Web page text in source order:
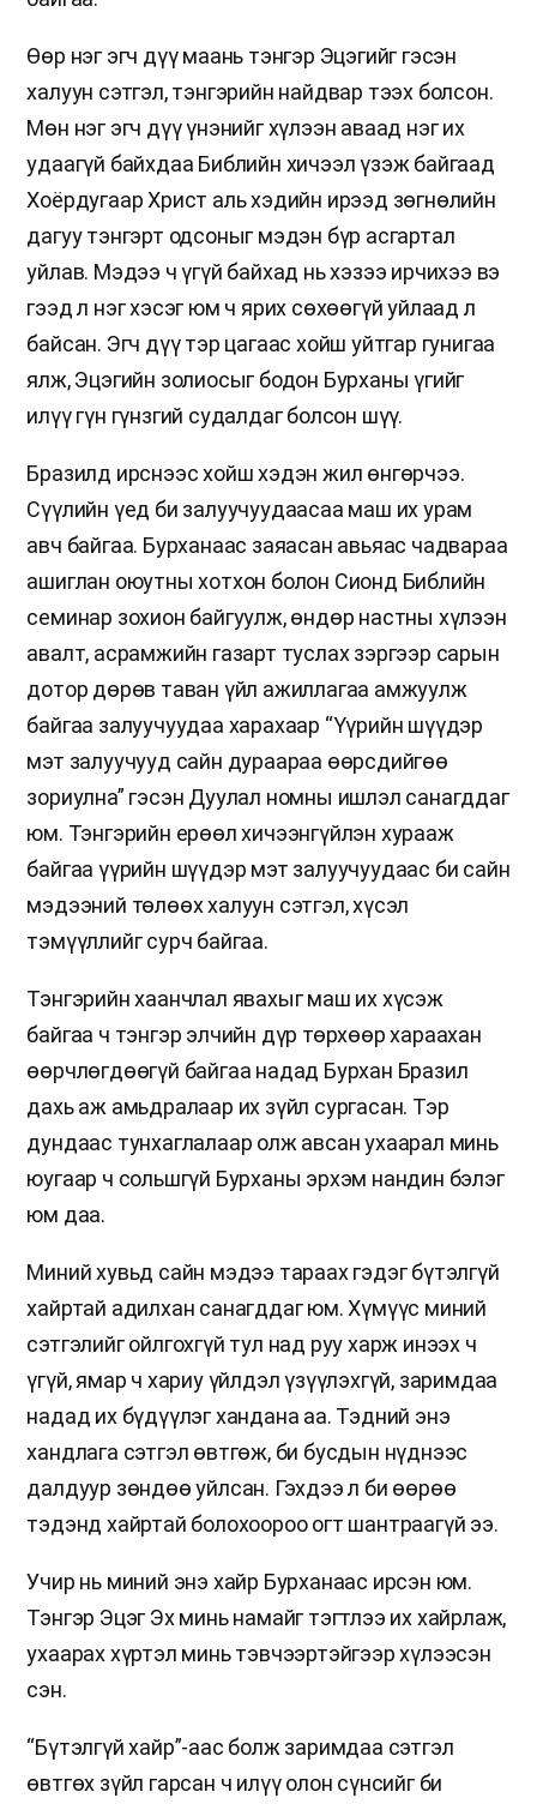
Өөр нэг эгч дүү маань тэнгэр Эцэгийг гэсэн
халуун сэтгэл, тэнгэрийн найдвар тээх болсон.
Мөн нэг эгч дүү үнэнийг хүлээн аваад нэг их
удаагүй байхдаа Библийн хичээл үзэж байгаад
Хоёрдугаар Христ аль хэдийн ирээд зөгнөлийн
дагуу тэнгэрт одсоныг мэдэн бүр асгартал
уйлав. Мэдээ ч үгүй байхад нь хэзээ ирчихээ вэ
гээд л нэг хэсэг юм ч ярих сөхөөгүй уйлаад л
байсан. Эгч дүү тэр цагаас хойш уйтгар гунигаа
ялж, Эцэгийн золиосыг бодон Бурханы үгийг
илүү гүн гүнзгий судалдаг болсон шүү.
Бразилд ирснээс хойш хэдэн жил өнгөрчээ.
Сүүлийн үед би залуучуудаасаа маш их урам
авч байгаа. Бурханаас заяасан авьяас чадвараа
ашиглан оюутны хотхон болон Сионд Библийн
семинар зохион байгуулж, өндөр настны хүлээн
авалт, асрамжийн газарт туслах зэргээр сарын
дотор дөрөв таван үйл ажиллагаа амжуулж
байгаа залуучуудаа харахаар “Үүрийн шүүдэр
мэт залуучууд сайн дураараа өөрсдийгөө
зориулна” гэсэн Дуулал номны ишлэл санагддаг
юм. Тэнгэрийн ерөөл хичээнгүйлэн хурааж
байгаа үүрийн шүүдэр мэт залуучуудаас би сайн
мэдээний төлөөх халуун сэтгэл, хүсэл
тэмүүллийг сурч байгаа.
Тэнгэрийн хаанчлал явахыг маш их хүсэж
байгаа ч тэнгэр элчийн дүр төрхөөр хараахан
өөрчлөгдөөгүй байгаа надад Бурхан Бразил
дахь аж амьдралаар их зүйл сургасан. Тэр
дундаас тунхаглалаар олж авсан ухаарал минь
юугаар ч сольшгүй Бурханы эрхэм нандин бэлэг
юм даа.
Миний хувьд сайн мэдээ тараах гэдэг бүтэлгүй
хайртай адилхан санагддаг юм. Хүмүүс миний
сэтгэлийг ойлгохгүй тул над руу харж инээх ч
үгүй, ямар ч хариу үйлдэл үзүүлэхгүй, заримдаа
надад их бүдүүлэг хандана аа. Тэдний энэ
хандлага сэтгэл өвтгөж, би бусдын нүднээс
далдуур зөндөө уйлсан. Гэхдээ л би өөрөө
тэдэнд хайртай болохоороо огт шантраагүй ээ.
Учир нь миний энэ хайр Бурханаас ирсэн юм.
Тэнгэр Эцэг Эх минь намайг тэгтлээ их хайрлаж,
ухаарах хүртэл минь тэвчээртэйгээр хүлээсэн
сэн.
“Бүтэлгүй хайр”-аас болж заримдаа сэтгэл
өвтгөх зүйл гарсан ч илүү олон сүнсийг би